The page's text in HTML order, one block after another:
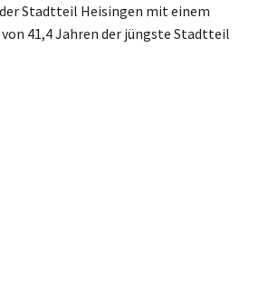
Stadtteil Heisingen mit einem
41,4 Jahren der jüngste Stadtteil